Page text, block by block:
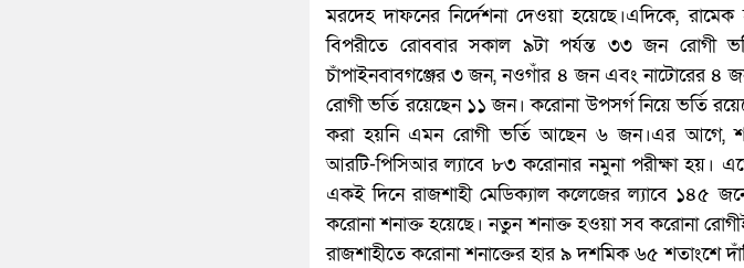
মরদেহ দাফনের নির্দেশনা দেওয়া হয়েছে।এদিকে,
বিপরীতে রোববার সকাল ৯টা পর্যন্ত ৩৩ জন রোগী
চাঁপাইনবাবগঞ্জের ৩ জন, নওগাঁর ৪ জন এবং নাটোরের ৪
রোগী ভর্তি রয়েছেন ১১ জন। করোনা উপসর্গ নিয়ে ভর্তি
করা হয়নি এমন রোগী ভর্তি আছেন ৬ জন।এর আগে,
আরটি-পিসিআর ল্যাবে ৮৩ করোনার নমুনা পরীক্ষা হয়।
একই দিনে রাজশাহী মেডিক্যাল কলেজের ল্যাবে ১৪৫
করোনা শনাক্ত হয়েছে। নতুন শনাক্ত হওয়া সব করোনা
রাজশাহীতে করোনা শনাক্তের হার ৯ দশমিক ৬৫ শতাংশে